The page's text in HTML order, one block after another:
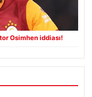
Osimhen iddiası!